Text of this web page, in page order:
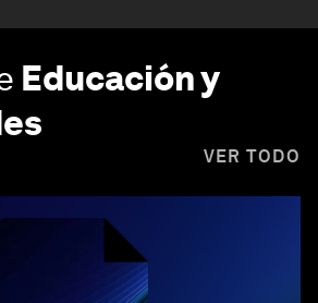
Educación y
VER TODO